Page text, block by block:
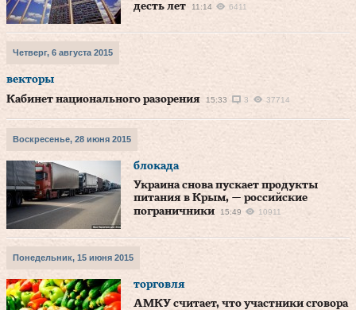
десть лет
11:14 6411
Четверг, 6 августа 2015
векторы
Кабинет национального разорения
15:33 3 37714
Воскресенье, 28 июня 2015
блокада
Украина снова пускает продукты
питания в Крым, — российские
пограничники
15:49 10911
Понедельник, 15 июня 2015
торговля
АМКУ считает, что участники сговора